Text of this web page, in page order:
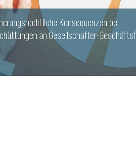
Konsequenzen bei
an Gesellschafter-